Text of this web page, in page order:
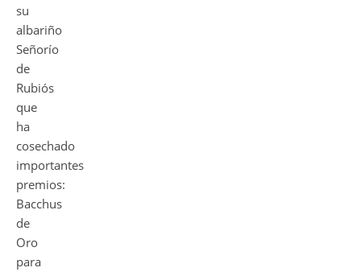
su
albariño
Señorío
de
Rubiós
que
ha
cosechado
importantes
premios:
Bacchus
de
Oro
para